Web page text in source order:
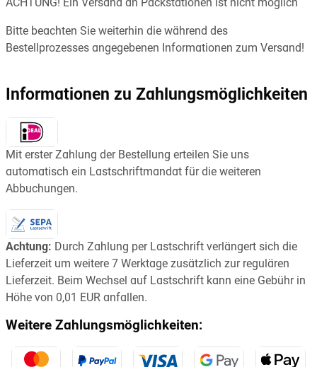
ACHTUNG! Ein Versand an Packstationen ist nicht möglich
Bitte beachten Sie weiterhin die während des
Bestellprozesses angegebenen Informationen zum Versand!
Informationen zu Zahlungsmöglichkeiten
Mit erster Zahlung der Bestellung erteilen Sie uns
automatisch ein Lastschriftmandat für die weiteren
Abbuchungen.
Achtung: Durch Zahlung per Lastschrift verlängert sich die
Lieferzeit um weitere 7 Werktage zusätzlich zur regulären
Lieferzeit. Beim Wechsel auf Lastschrift kann eine Gebühr in
Höhe von 0,01 EUR anfallen.
Weitere Zahlungsmöglichkeiten: